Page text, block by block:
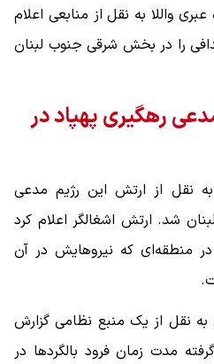
واللا به نقل از منابعی اعلام
را در بخش شرقی جنوب لبنان
رهگیری پهپاد در
به نقل از ارتش این رژیم مدعی
شد. ارتش اشغالگر اعلام کرد
منطقه‌ای که نیروهایش در آن
به نقل از یک منبع نظامی گزارش
مدت زمان فرود بالگردها در